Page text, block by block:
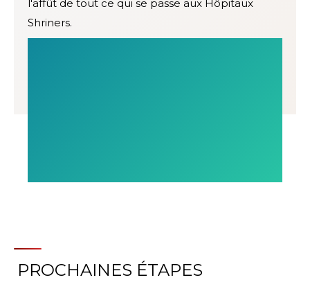
l'affût de tout ce qui se passe aux Hôpitaux
Shriners.
PROCHAINES ÉTAPES